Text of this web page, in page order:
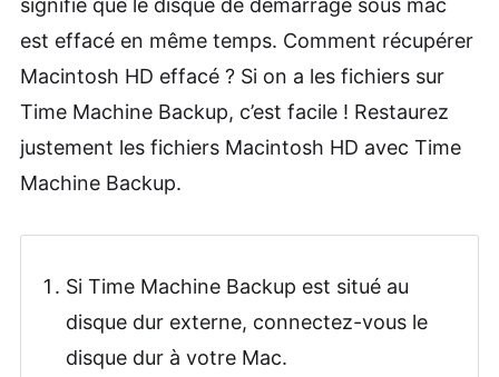
signifie que le disque de démarrage sous mac
est effacé en même temps. Comment récupérer
Macintosh HD effacé ? Si on a les fichiers sur
Time Machine Backup, c’est facile ! Restaurez
justement les fichiers Macintosh HD avec Time
Machine Backup.
Si Time Machine Backup est situé au
disque dur externe, connectez-vous le
disque dur à votre Mac.